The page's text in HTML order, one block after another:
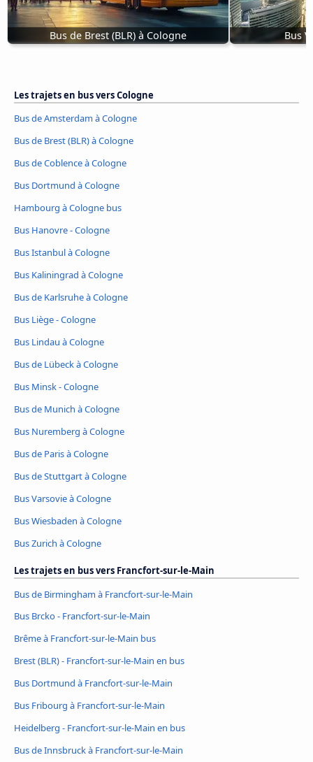
Bus de Brest (BLR) à Cologne Bus
Les trajets en bus vers Cologne
Bus de Amsterdam à Cologne
Bus de Brest (BLR) à Cologne
Bus de Coblence à Cologne
Bus Dortmund à Cologne
Hambourg à Cologne bus
Bus Hanovre - Cologne
Bus Istanbul à Cologne
Bus Kaliningrad à Cologne
Bus de Karlsruhe à Cologne
Bus Liège - Cologne
Bus Lindau à Cologne
Bus de Lübeck à Cologne
Bus Minsk - Cologne
Bus de Munich à Cologne
Bus Nuremberg à Cologne
Bus de Paris à Cologne
Bus de Stuttgart à Cologne
Bus Varsovie à Cologne
Bus Wiesbaden à Cologne
Bus Zurich à Cologne
Les trajets en bus vers Francfort-sur-le-Main
Bus de Birmingham à Francfort-sur-le-Main
Bus Brcko - Francfort-sur-le-Main
Brême à Francfort-sur-le-Main bus
Brest (BLR) - Francfort-sur-le-Main en bus
Bus Dortmund à Francfort-sur-le-Main
Bus Fribourg à Francfort-sur-le-Main
Heidelberg - Francfort-sur-le-Main en bus
Bus de Innsbruck à Francfort-sur-le-Main